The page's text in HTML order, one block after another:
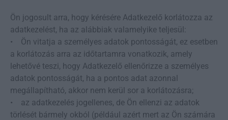
Ön jogosult arra, hogy kérésére Adatkezelő korlátozza az
adatkezelést, ha az alábbiak valamelyike teljesül:
• Ön vitatja a személyes adatok pontosságát, ez esetben
a korlátozás arra az időtartamra vonatkozik, amely
lehetővé teszi, hogy Adatkezelő ellenőrizze a személyes
adatok pontosságát, ha a pontos adat azonnal
megállapítható, akkor nem kerül sor a korlátozásra;
• az adatkezelés jogellenes, de Ön ellenzi az adatok
törlését bármely okból (például azért mert az Ön számára